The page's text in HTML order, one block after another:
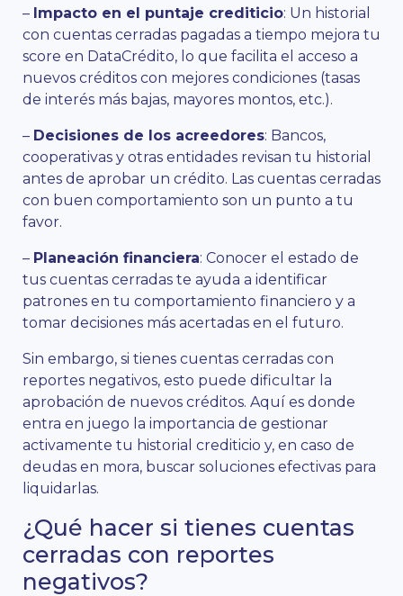
– Impacto en el puntaje crediticio: Un historial
con cuentas cerradas pagadas a tiempo mejora tu
score en DataCrédito, lo que facilita el acceso a
nuevos créditos con mejores condiciones (tasas
de interés más bajas, mayores montos, etc.).
– Decisiones de los acreedores: Bancos,
cooperativas y otras entidades revisan tu historial
antes de aprobar un crédito. Las cuentas cerradas
con buen comportamiento son un punto a tu
favor.
– Planeación financiera: Conocer el estado de
tus cuentas cerradas te ayuda a identificar
patrones en tu comportamiento financiero y a
tomar decisiones más acertadas en el futuro.
Sin embargo, si tienes cuentas cerradas con
reportes negativos, esto puede dificultar la
aprobación de nuevos créditos. Aquí es donde
entra en juego la importancia de gestionar
activamente tu historial crediticio y, en caso de
deudas en mora, buscar soluciones efectivas para
liquidarlas.
¿Qué hacer si tienes cuentas
cerradas con reportes
negativos?